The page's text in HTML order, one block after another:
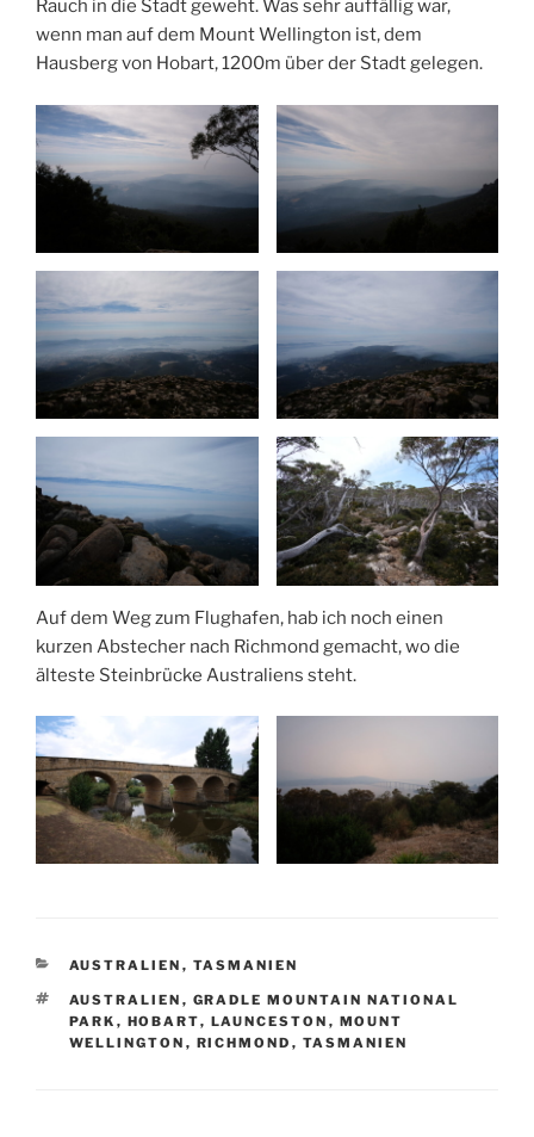
Rauch in die Stadt geweht. Was sehr auffällig war,
wenn man auf dem Mount Wellington ist, dem
Hausberg von Hobart, 1200m über der Stadt gelegen.
Auf dem Weg zum Flughafen, hab ich noch einen
kurzen Abstecher nach Richmond gemacht, wo die
älteste Steinbrücke Australiens steht.
KATEGORIEN
AUSTRALIEN , TASMANIEN
SCHLAGWÖRTER
AUSTRALIEN , GRADLE MOUNTAIN NATIONAL
PARK , HOBART, LAUNCESTON , MOUNT
WELLINGTON , RICHMOND , TASMANIEN